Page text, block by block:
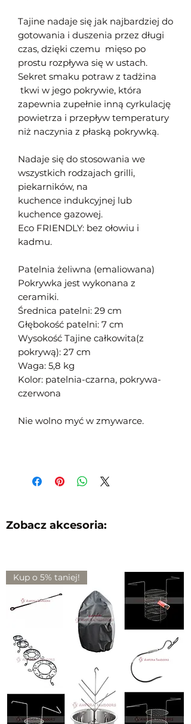
Tajine nadaje się jak najbardziej do
gotowania i duszenia przez długi
czas, dzięki czemu mięso po
prostu rozpływa się w ustach.
Sekret smaku potraw z tadżina
tkwi w jego pokrywie, która
zapewnia zupełnie inną cyrkulację
powietrza i przepływ temperatury
niż naczynia z płaską pokrywką.
Nadaje się do stosowania we
wszystkich rodzajach grilli,
piekarników, na
kuchence indukcyjnej lub
kuchence gazowej.
Eco FRIENDLY: bez ołowiu i
kadmu.
Patelnia żeliwna (emaliowana)
Pokrywka jest wykonana z
ceramiki.
Średnica patelni: 29 cm
Głębokość patelni: 7 cm
Wysokość Tajine całkowita(z
pokrywą): 27 cm
Waga: 5,8 kg
Kolor: patelnia-czarna, pokrywa-
czerwona
Nie wolno myć w zmywarce.
Zobacz akcesoria:
Kup o 5% taniej!